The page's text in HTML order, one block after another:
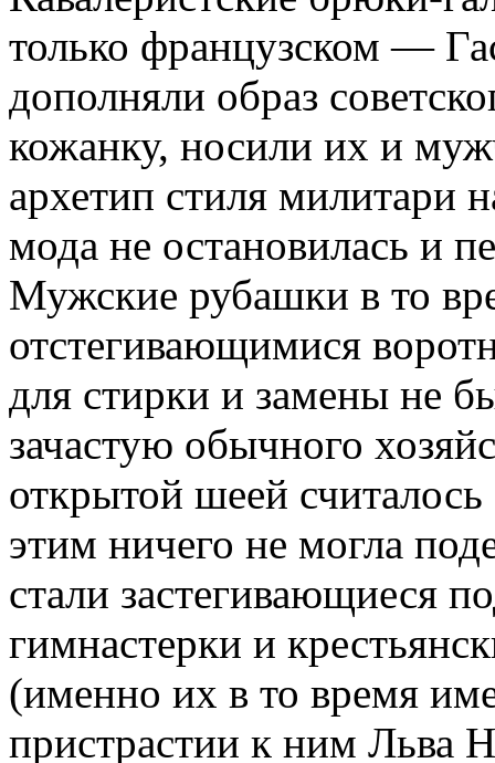
только французском —
дополняли образ
кожанку, носили их и
архетип стиля милитари
мода не остановилась и
Мужские рубашки в то
отстегивающимися
для стирки и замены не
зачастую обычного
открытой шеей
этим ничего не могла
стали застегивающиеся
гимнастерки и
(именно их в то время
пристрастии к ним Льва